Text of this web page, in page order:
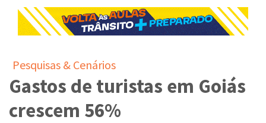
Pesquisas & Cenários
Gastos de turistas em Goiás
crescem 56%